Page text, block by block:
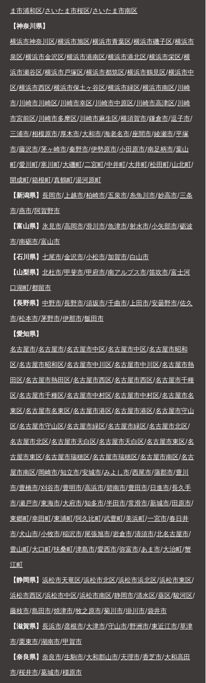
ま市浦和区/さいたま市桜区/さいたま市南区
【神奈川県】
横浜市神奈川区/横浜市旭区/横浜市青葉区/横浜市磯子区/横浜市
泉区/横浜市金沢区/横浜市港南区/横浜市港北区/横浜市栄区/横
浜市瀬谷区/横浜市戸塚区/横浜市都筑区/横浜市鶴見区/横浜市中
区/横浜市西区/横浜市保土ヶ谷区/横浜市緑区/横浜市南区/川崎
市/川崎市川崎区/川崎市幸区/川崎市中原区/川崎市高津区/川崎
市宮前区/川崎市多摩区/川崎市麻生区/横須賀市/鎌倉市/逗子市/
三浦市/相模原市/厚木市/大和市/海老名市/座間市/綾瀬市/平塚
市/藤沢市/茅ヶ崎市/秦野市/伊勢原市/小田原市/南足柄市/葉山
町/愛川町/寒川町/大磯町/二宮町/中井町/大井町/松田町/山北町/
開成町/箱根町/真鶴町/湯河原町
【新潟県】 長岡市/上越市/柏崎市/五泉市/糸魚川市/妙高市/三条
市/燕市/阿賀野市
【富山県】 氷見市/高岡市/滑川市/魚津市/射水市/小矢部市/砺波
市/南砺市/富山市
【石川県】 七尾市/金沢市/小松市/加賀市/白山市
【山梨県】 北杜市/甲斐市/甲府市/南アルプス市/笛吹市/富士河
口湖町/都留市
【長野県】 中野市/長野市/須坂市/千曲市/上田市/安曇野市/佐久
市/松本市/茅野市/伊那市/飯田市
【愛知県】
名古屋市/名古屋市/名古屋市中区/名古屋市中区/名古屋市昭和
区/名古屋市昭和区/名古屋市中川区/名古屋市中川区/名古屋市熱
田区/名古屋市熱田区/名古屋市西区/名古屋市西区/名古屋市千種
区/名古屋市千種区/名古屋市中村区/名古屋市中村区/名古屋市名
東区/名古屋市名東区/名古屋市港区/名古屋市港区/名古屋市守山
区/名古屋市守山区/名古屋市緑区/名古屋市緑区/名古屋市北区/
名古屋市北区/名古屋市天白区/名古屋市天白区/名古屋市東区/名
古屋市東区/名古屋市瑞穂区/名古屋市瑞穂区/名古屋市南区/名古
屋市南区/岡崎市/知立市/安城市/みよし市/西尾市/蒲郡市/豊川
市/豊橋市/刈谷市/豊明市/高浜市/碧南市/豊田市/日進市/長久手
市/瀬戸市/東海市/大府市/知多市/半田市/常滑市/新城市/田原市/
東郷町/幸田町/東浦町/阿久比町/武豊町/美浜町/一宮市/春日井
市/犬山市/小牧市/稲沢市/尾張旭市/岩倉市/清須市/北名古屋市/
豊山町/大口町/扶桑町/津島市/愛西市/弥富市/あま市/大治町/蟹
江町
【静岡県】 浜松市天竜区/浜松市北区/浜松市浜北区/浜松市東区/
浜松市西区/浜松市中区/浜松市南区/静岡市/清水区/葵区/駿河区/
藤枝市/島田市/焼津市/牧之原市/菊川市/掛川市/袋井市
【滋賀県】 長浜市/彦根市/大津市/守山市/野洲市/東近江市/草津
市/栗東市/湖南市/甲賀市
【奈良県】 奈良市/生駒市/大和郡山市/天理市/香芝市/大和高田
市/桜井市/葛城市/橿原市